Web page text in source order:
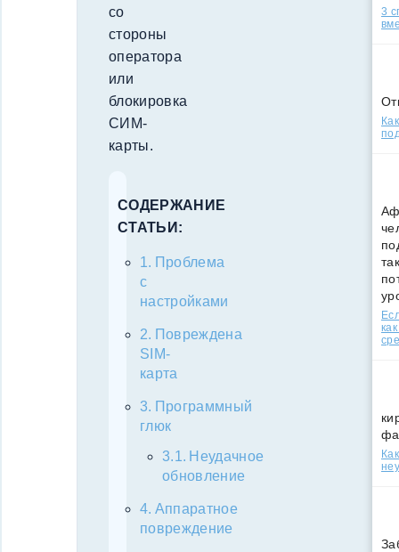
со
стороны
оператора
или
блокировка
СИМ-
карты.
СОДЕРЖАНИЕ
СТАТЬИ:
Проблема
с
настройками
Повреждена
SIM-
карта
Программный
глюк
Неудачное
обновление
Аппаратное
повреждение
3